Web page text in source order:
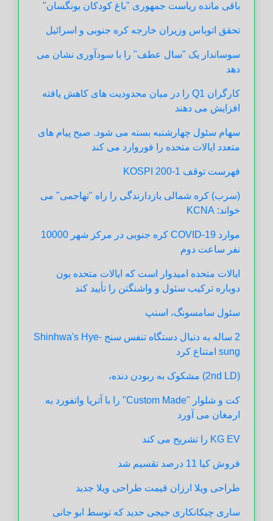
باقی مانده ریاست جمهوری "باغ کودکان یونگسان"
تحقق اتوباس وزیران خارجه کره جنوبی و اسرائیل
سوساندار یک "سال عطف" را با سودآوری نشان می
دهد
کارگران Q1 را در میان محدودیت های کاهش یافته
افزایش می دهند
سهام سئول چهارشنبه بسته می شود. صبح پیام های
متعدد ایالات متحده را فوروارد می کند
فهرست توقف KOSPI 200-1
(سرب) کره شمالی بازدارندگی را راه "تهاجمی" می
خواند: KCNA
موارد COVID-19 کره جنوبی در مرکز شهر 10000
نفر ساعت دوم
ایالات متحده امیدوار است که ایالات متحده یون
دوباره ترکیب سئول و واشنگتن را تأیید کند
سئول سامسونگ، اسنپ
2 ساله به دنبال دستگاه تنفس سنج Shinhwa's Hye-
sung امتناع کرد
(2nd LD) مشکوک به ربودن دنده،
کت و شلوار "Custom Made" را با آتریا واتفورد به
ارمغان می آورد
KG EV را تشریح می کند
فروش کیا 11 درصد تقسیم شد
طراحی ویلا ارزان قیمت طراحی ویلا جدید
ساری چیکانکاری جیجی حدید که توسط ابو جانی